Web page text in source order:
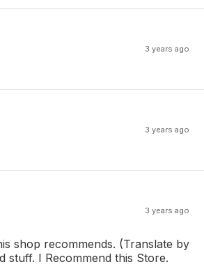
3 years ago
3 years ago
3 years ago
shop recommends. (Translate by
stuff. I Recommend this Store.